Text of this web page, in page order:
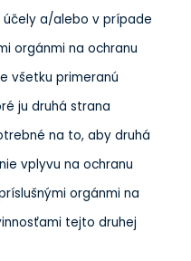
a/alebo v prípade
orgánmi na ochranu
všetku primeranú
ju druhá strana
na to, aby druhá
vplyvu na ochranu
orgánmi na
tejto druhej